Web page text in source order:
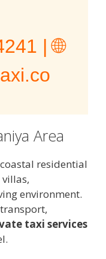
| 🌐
Area
residential
environment.
taxi services